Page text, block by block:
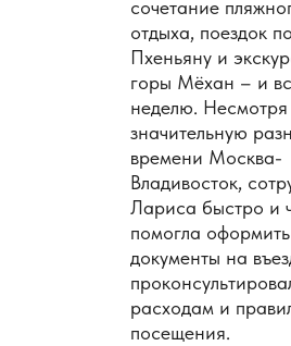
сочетание
отдыха, поездок по
Пхеньяну и
горы Мёхан – и
неделю.
значительную
времени Москва-
Владивосток,
Лариса быстро и
помогла оформить
документы на
расходам и
посещения.